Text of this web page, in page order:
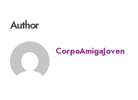
Author
CorpoAmigaJoven